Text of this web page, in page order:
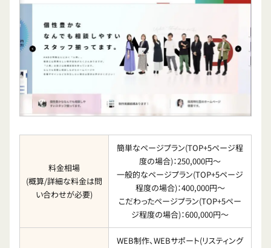
料金相場
(概算/詳細な料金は問
い合わせが必要)
簡単なページプラン(TOP+5ページ程
度の場合)：250,000円〜
一般的なページプラン(TOP+5ページ
程度の場合)：400,000円〜
こだわったページプラン(TOP+5ペー
ジ程度の場合)：600,000円〜
WEB制作、WEBサポート(リスティング